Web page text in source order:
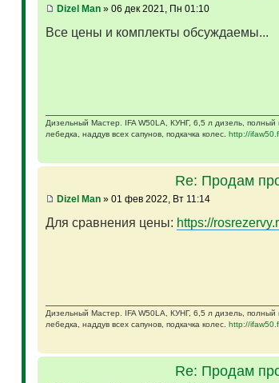
Dizel Man» 06 дек 2021, Пн 01:10
Все цены и комплекты обсуждаемы...
Дизельный Мастер. IFA W50LA, КУНГ, 6,5 л дизель,
лебедка, наддув всех сапунов, подкачка колес. http://
Re: Продам
Dizel Man» 01 фев 2022, Вт 11:14
Для сравнения цены: https://
Дизельный Мастер. IFA W50LA, КУНГ, 6,5 л дизель,
лебедка, наддув всех сапунов, подкачка колес. http://
Re: Продам